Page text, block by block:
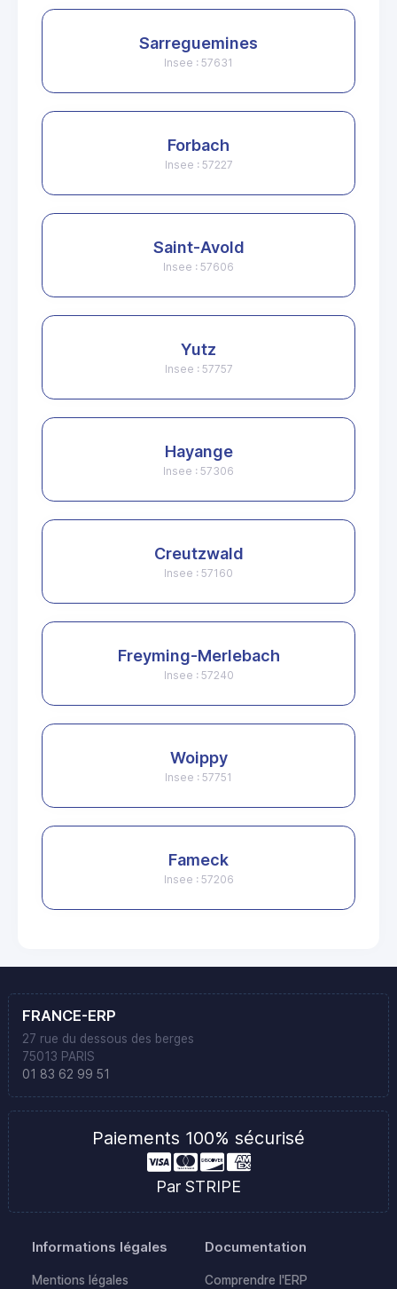
Sarreguemines
Insee : 57631
Forbach
Insee : 57227
Saint-Avold
Insee : 57606
Yutz
Insee : 57757
Hayange
Insee : 57306
Creutzwald
Insee : 57160
Freyming-Merlebach
Insee : 57240
Woippy
Insee : 57751
Fameck
Insee : 57206
FRANCE-ERP
27 rue du dessous des berges
75013 PARIS
01 83 62 99 51
Paiements 100% sécurisé
Par STRIPE
Informations légales
Mentions légales
Documentation
Comprendre l'ERP